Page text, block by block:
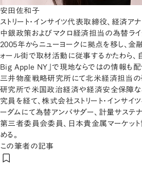
安田佐和子
ストリート・インサイツ代表取締役、経済ア
中銀政策およびマクロ経済担当の為替ライ
2005年からニューヨークに拠点を移し、金
ォール街で取材活動に従事するかたわら、
Big Apple NY」で現地ならではの情報も配
三井物産戦略研究所にて北米経済担当の
研究所で米国政治経済や経済安全保障
究員を経て、株式会社ストリート・インサイ
ーダムにて為替アンバサダー、計量サステ
第三者委員会委員、日本貴金属マーケット
める。
この筆者の記事